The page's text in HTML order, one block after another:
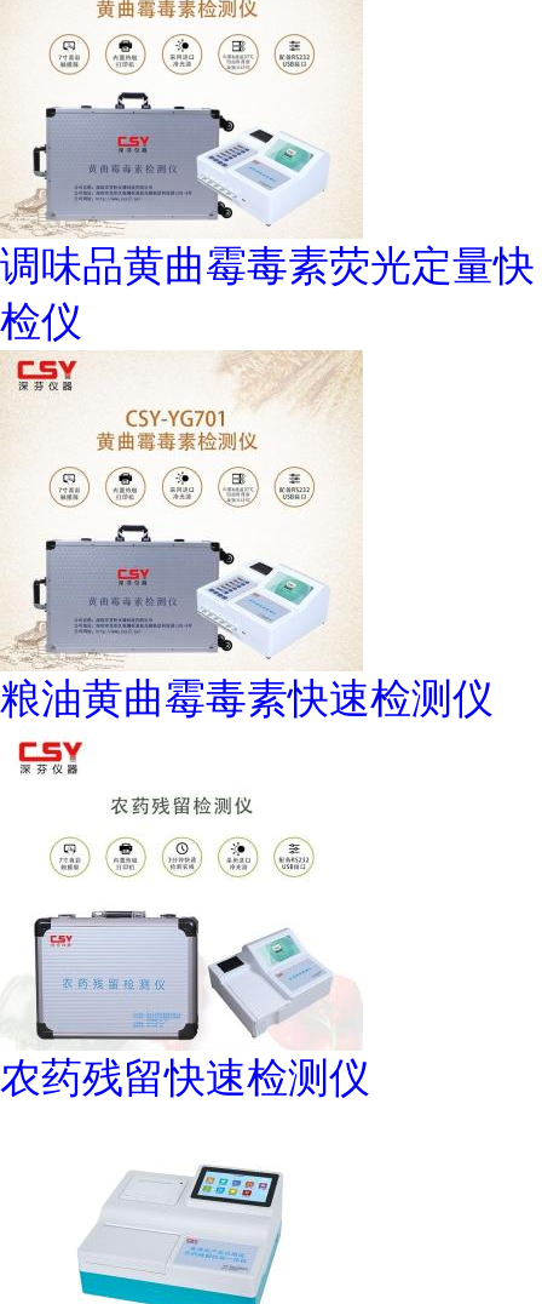
调味品黄曲霉毒素荧光定量快
检仪
粮油黄曲霉毒素快速检测仪
农药残留快速检测仪